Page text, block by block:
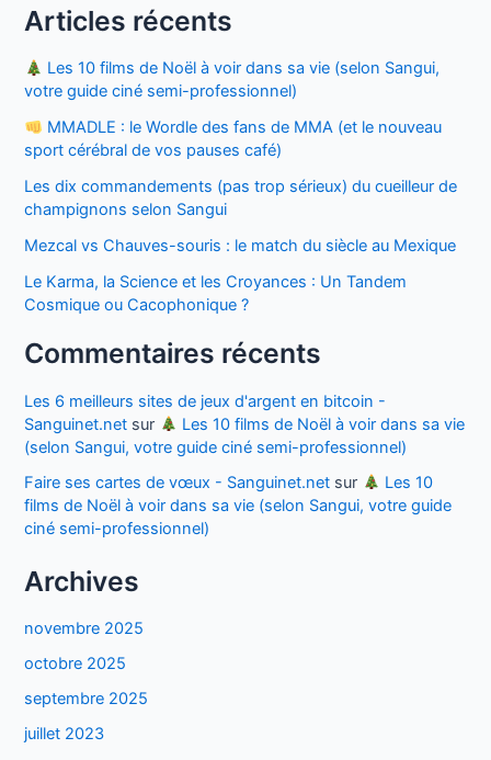
Articles récents
Les 10 films de Noël à voir dans sa vie (selon Sangui,
votre guide ciné semi-professionnel)
MMADLE : le Wordle des fans de MMA (et le nouveau
sport cérébral de vos pauses café)
Les dix commandements (pas trop sérieux) du cueilleur de
champignons selon Sangui
Mezcal vs Chauves-souris : le match du siècle au Mexique
Le Karma, la Science et les Croyances : Un Tandem
Cosmique ou Cacophonique ?
Commentaires récents
Les 6 meilleurs sites de jeux d'argent en bitcoin -
Sanguinet.net sur
Les 10 films de Noël à voir dans sa vie
(selon Sangui, votre guide ciné semi-professionnel)
Faire ses cartes de vœux - Sanguinet.net sur
Les 10
films de Noël à voir dans sa vie (selon Sangui, votre guide
ciné semi-professionnel)
Archives
novembre 2025
octobre 2025
septembre 2025
juillet 2023